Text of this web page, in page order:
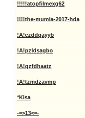
!!!!!atopfilmexg62
!!!!the-mumia-2017-hda
!A!czddqayyb
!A!pzldsagbo
!A!qzfdhaatz
!A!tzmdzavmp
*Kisa
-=>13<=-